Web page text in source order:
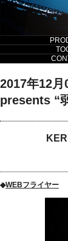
2017年12
presents “
◆WEBフライヤー